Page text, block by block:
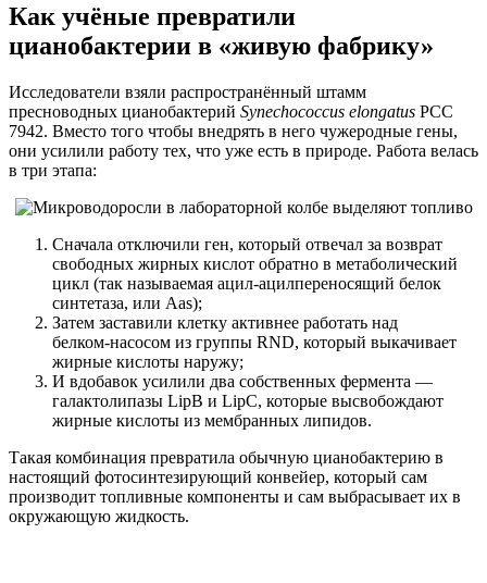
Как учёные превратили
цианобактерии в «живую фабрику»
Исследователи взяли распространённый штамм
пресноводных цианобактерий Synechococcus elongatus PCC
7942. Вместо того чтобы внедрять в него чужеродные гены,
они усилили работу тех, что уже есть в природе. Работа велась
в три этапа:
Сначала отключили ген, который отвечал за возврат
свободных жирных кислот обратно в метаболический
цикл (так называемая ацил-ацилпереносящий белок
синтетаза, или Aas);
Затем заставили клетку активнее работать над
белком‑насосом из группы RND, который выкачивает
жирные кислоты наружу;
И вдобавок усилили два собственных фермента —
галактолипазы LipB и LipC, которые высвобождают
жирные кислоты из мембранных липидов.
Такая комбинация превратила обычную цианобактерию в
настоящий фотосинтезирующий конвейер, который сам
производит топливные компоненты и сам выбрасывает их в
окружающую жидкость.